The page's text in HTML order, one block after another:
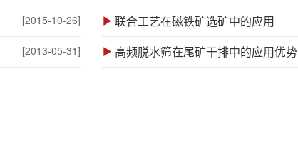
[2015-10-26] 联合工艺在磁铁矿选矿中的应用
[2013-05-31] 高频脱水筛在尾矿干排中的应用优势